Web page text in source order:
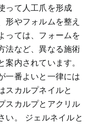
って人工爪を形成
形やフォルムを整え
っては、フォームを
法など、異なる施術
内されています。
一番よいと一律には
スカルプネイルと
スカルプとアクリル
い。 ジェルネイルと